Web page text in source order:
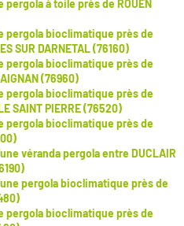
pergola à toile près de ROUEN
pergola bioclimatique près de
SUR DARNETAL (76160)
pergola bioclimatique près de
(76960)
pergola bioclimatique près de
SAINT PIERRE (76520)
pergola bioclimatique près de
véranda pergola entre DUCLAIR
pergola bioclimatique près de
pergola bioclimatique près de